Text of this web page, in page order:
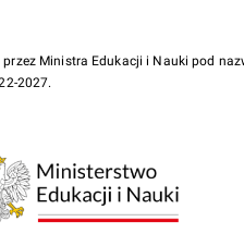
Ministra Edukacji i Nauki pod
2027.